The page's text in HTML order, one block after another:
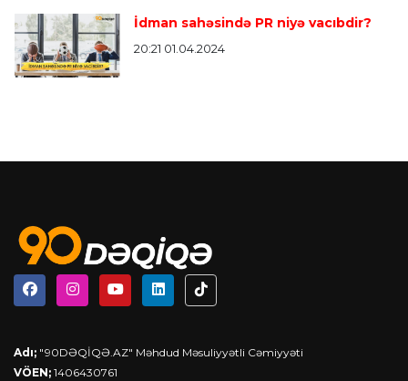
İdman sahəsində PR niyə vacıbdir?
20:21 01.04.2024
Adı; "90DƏQİQƏ.AZ" Məhdud Məsuliyyətli Cəmiyyəti
VÖEN; 1406430761